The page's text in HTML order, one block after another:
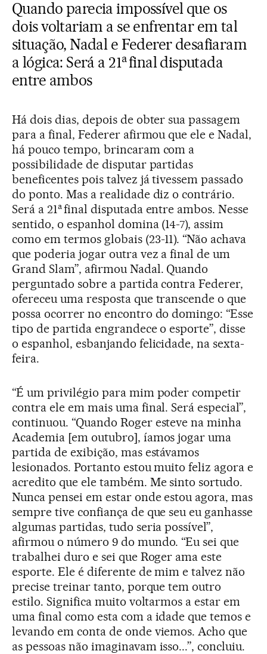
Quando parecia impossível que os
dois voltariam a se enfrentar em tal
situação, Nadal e Federer desafiaram
a lógica: Será a 21afinal disputada
entre ambos
Há dois dias, depois de obter sua passagem
para a final, Federer afirmou que ele e Nadal,
há pouco tempo, brincaram com a
possibilidade de disputar partidas
beneficentes pois talvez já tivessem passado
do ponto. Mas a realidade diz o contrário.
Será a 21afinal disputada entre ambos. Nesse
sentido, o espanhol domina (14-7), assim
como em termos globais (23-11). “Não achava
que poderia jogar outra vez a final de um
Grand Slam”, afirmou Nadal. Quando
perguntado sobre a partida contra Federer,
ofereceu uma resposta que transcende o que
possa ocorrer no encontro do domingo: “Esse
tipo de partida engrandece o esporte”, disse
o espanhol, esbanjando felicidade, na sexta-
feira.
“É um privilégio para mim poder competir
contra ele em mais uma final. Será especial”,
continuou. “Quando Roger esteve na minha
Academia [em outubro], íamos jogar uma
partida de exibição, mas estávamos
lesionados. Portanto estou muito feliz agora e
acredito que ele também. Me sinto sortudo.
Nunca pensei em estar onde estou agora, mas
sempre tive confiança de que seu eu ganhasse
algumas partidas, tudo seria possível”,
afirmou o número 9 do mundo. “Eu sei que
trabalhei duro e sei que Roger ama este
esporte. Ele é diferente de mim e talvez não
precise treinar tanto, porque tem outro
estilo. Significa muito voltarmos a estar em
uma final como esta com a idade que temos e
levando em conta de onde viemos. Acho que
as pessoas não imaginavam isso...”, concluiu.